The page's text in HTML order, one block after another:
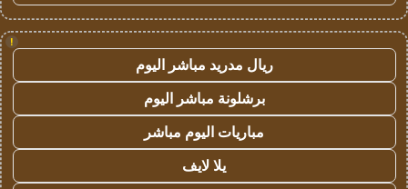
!
ريال مدريد مباشر اليوم
برشلونة مباشر اليوم
مباريات اليوم مباشر
يلا لايف